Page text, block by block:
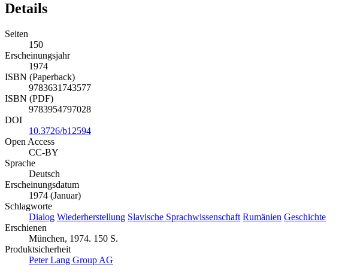
Details
Seiten
150
Erscheinungsjahr
1974
ISBN (Paperback)
9783631743577
ISBN (PDF)
9783954797028
DOI
10.3726/b12594
Open Access
CC-BY
Sprache
Deutsch
Erscheinungsdatum
1974 (Januar)
Schlagworte
Dialog Wiederherstellung Slavische Sprachwissenschaft Rumänien Geschichte
Erschienen
München, 1974. 150 S.
Produktsicherheit
Peter Lang Group AG